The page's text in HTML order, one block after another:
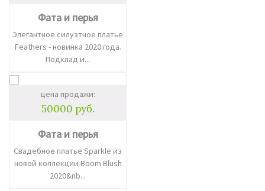
Фата и перья
Элегантное силуэтное платье
Feathers - новинка 2020 года.
Подклад и...
цена продажи:
50000 руб.
Фата и перья
Свадебное платье Sparkle из
новой коллекции Boom Blush
2020&nb...